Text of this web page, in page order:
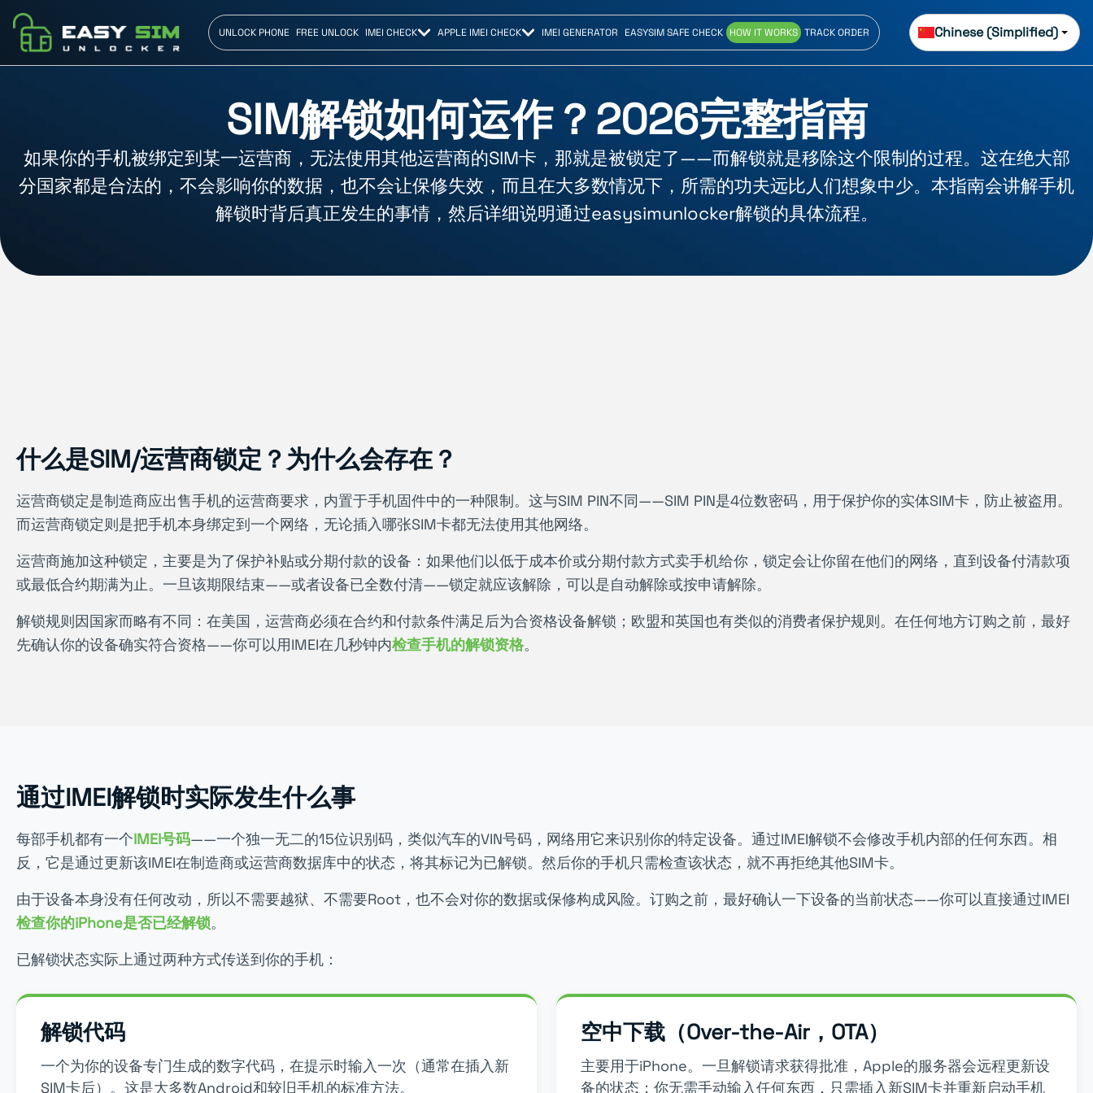
UNLOCK PHONE FREE UNLOCK IMEI CHECK APPLE IMEI CHECK IMEI GENERATOR EASYSIM SAFE CHECK HOW IT WORKS TRACK ORDER Chinese (Simplified)
SIM解锁如何运作？2026完整指南
如果你的手机被绑定到某一运营商，无法使用其他运营商的SIM卡，那就是被锁定了——而解锁就是移除这个限制的过程。这在绝大部
分国家都是合法的，不会影响你的数据，也不会让保修失效，而且在大多数情况下，所需的功夫远比人们想象中少。本指南会讲解手机
解锁时背后真正发生的事情，然后详细说明通过easysimunlocker解锁的具体流程。
什么是SIM/运营商锁定？为什么会存在？
运营商锁定是制造商应出售手机的运营商要求，内置于手机固件中的一种限制。这与SIM PIN不同——SIM PIN是4位数密码，用于保护你的实体SIM卡，防止被盗用。
而运营商锁定则是把手机本身绑定到一个网络，无论插入哪张SIM卡都无法使用其他网络。
运营商施加这种锁定，主要是为了保护补贴或分期付款的设备：如果他们以低于成本价或分期付款方式卖手机给你，锁定会让你留在他们的网络，直到设备付清款项
或最低合约期满为止。一旦该期限结束——或者设备已全数付清——锁定就应该解除，可以是自动解除或按申请解除。
解锁规则因国家而略有不同：在美国，运营商必须在合约和付款条件满足后为合资格设备解锁；欧盟和英国也有类似的消费者保护规则。在任何地方订购之前，最好
先确认你的设备确实符合资格——你可以用IMEI在几秒钟内检查手机的解锁资格。
通过IMEI解锁时实际发生什么事
每部手机都有一个IMEI号码——一个独一无二的15位识别码，类似汽车的VIN号码，网络用它来识别你的特定设备。通过IMEI解锁不会修改手机内部的任何东西。相
反，它是通过更新该IMEI在制造商或运营商数据库中的状态，将其标记为已解锁。然后你的手机只需检查该状态，就不再拒绝其他SIM卡。
由于设备本身没有任何改动，所以不需要越狱、不需要Root，也不会对你的数据或保修构成风险。订购之前，最好确认一下设备的当前状态——你可以直接通过IMEI
检查你的iPhone是否已经解锁。
已解锁状态实际上通过两种方式传送到你的手机：
解锁代码
一个为你的设备专门生成的数字代码，在提示时输入一次（通常在插入新
SIM卡后）。这是大多数Android和较旧手机的标准方法。
空中下载（Over-the-Air，OTA）
主要用于iPhone。一旦解锁请求获得批准，Apple的服务器会远程更新设
备的状态；你无需手动输入任何东西，只需插入新SIM卡并重新启动手机